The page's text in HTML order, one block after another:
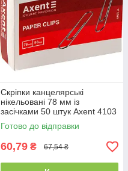
Скріпки канцелярські
нікельовані 78 мм із
засічками 50 штук Аxent 4103
Готово до відправки
60,79 ₴ 67,54 ₴